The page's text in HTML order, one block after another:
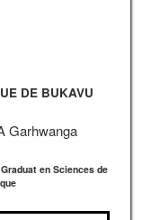
DE BUKAVU
Garhwanga
en Sciences de